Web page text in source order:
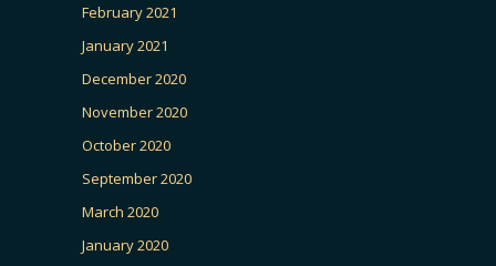
February 2021
January 2021
December 2020
November 2020
October 2020
September 2020
March 2020
January 2020